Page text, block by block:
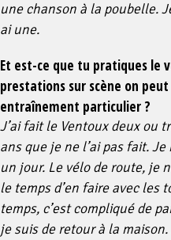
une chanson à la poubelle.
ai une.
Et est-ce que tu pratiques le
prestations sur scène on
entraînement particulier ?
J’ai fait le Ventoux deux ou
ans que je ne l’ai pas fait.
un jour. Le vélo de route, je
le temps d’en faire avec les
temps, c’est compliqué de
je suis de retour à la